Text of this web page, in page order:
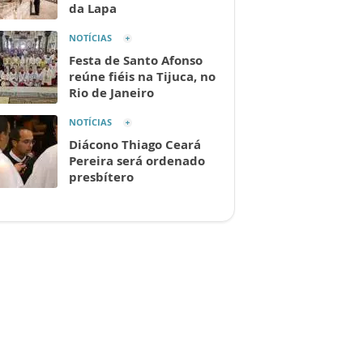
da Lapa
NOTÍCIAS
Festa de Santo Afonso
reúne fiéis na Tijuca, no
Rio de Janeiro
NOTÍCIAS
Diácono Thiago Ceará
Pereira será ordenado
presbítero